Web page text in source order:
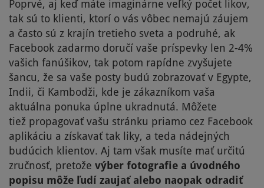
Poprvé, aj keď máte imaginárne veľký počet likov,
tak sú to klienti, ktorí o vás vôbec nemajú záujem
a často sú z krajín tretieho sveta a podruhé, ak
Facebook zadarmo doručí vaše príspevky len 2-4%
vašich fanúšikov, tak potom rapídne zvyšujete
šancu, že sa vaše posty budú zobrazovať v Egypte,
Indii, či Kambodži, kde je zákazníkom vaša
aktuálna ponuka úplne ukradnutá. Môžete
tiež propagovať vašu stránku priamo cez Facebook
aplikáciu a získavať tak liky, a teda nádejných
budúcich klientov. Aj tam však musíte mať určitú
zručnosť, pretože výber fotografie a úvodného
popisu môže ľudí zaujať alebo naopak odradiť